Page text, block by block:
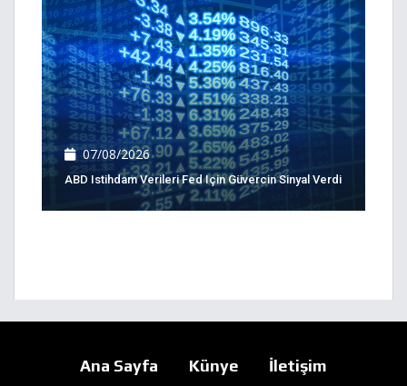
07/08/2026
ABD Istihdam Verileri Fed Için Güvercin Sinyal Verdi
Ana Sayfa Künye İletişim